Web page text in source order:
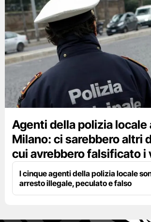
Agenti della polizia locale
Milano: ci sarebbero altri
cui avrebbero falsificato i
I cinque agenti della polizia locale
arresto illegale, peculato e falso